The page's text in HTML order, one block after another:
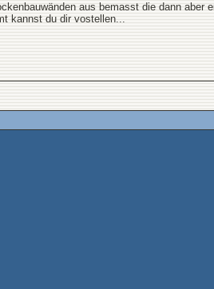
aus bemasst die dann
kannst du dir vostellen...